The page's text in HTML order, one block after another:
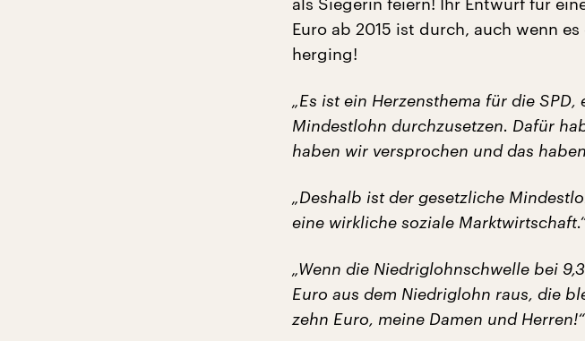
Euro ab 2015 ist durch, auch wenn
herging!
„Es ist ein Herzensthema für die
Mindestlohn durchzusetzen. Dafür
haben wir versprochen und das
„Deshalb ist der gesetzliche
eine wirkliche soziale
„Wenn die Niedriglohnschwelle bei
Euro aus dem Niedriglohn raus, die
zehn Euro, meine Damen und Herren!“